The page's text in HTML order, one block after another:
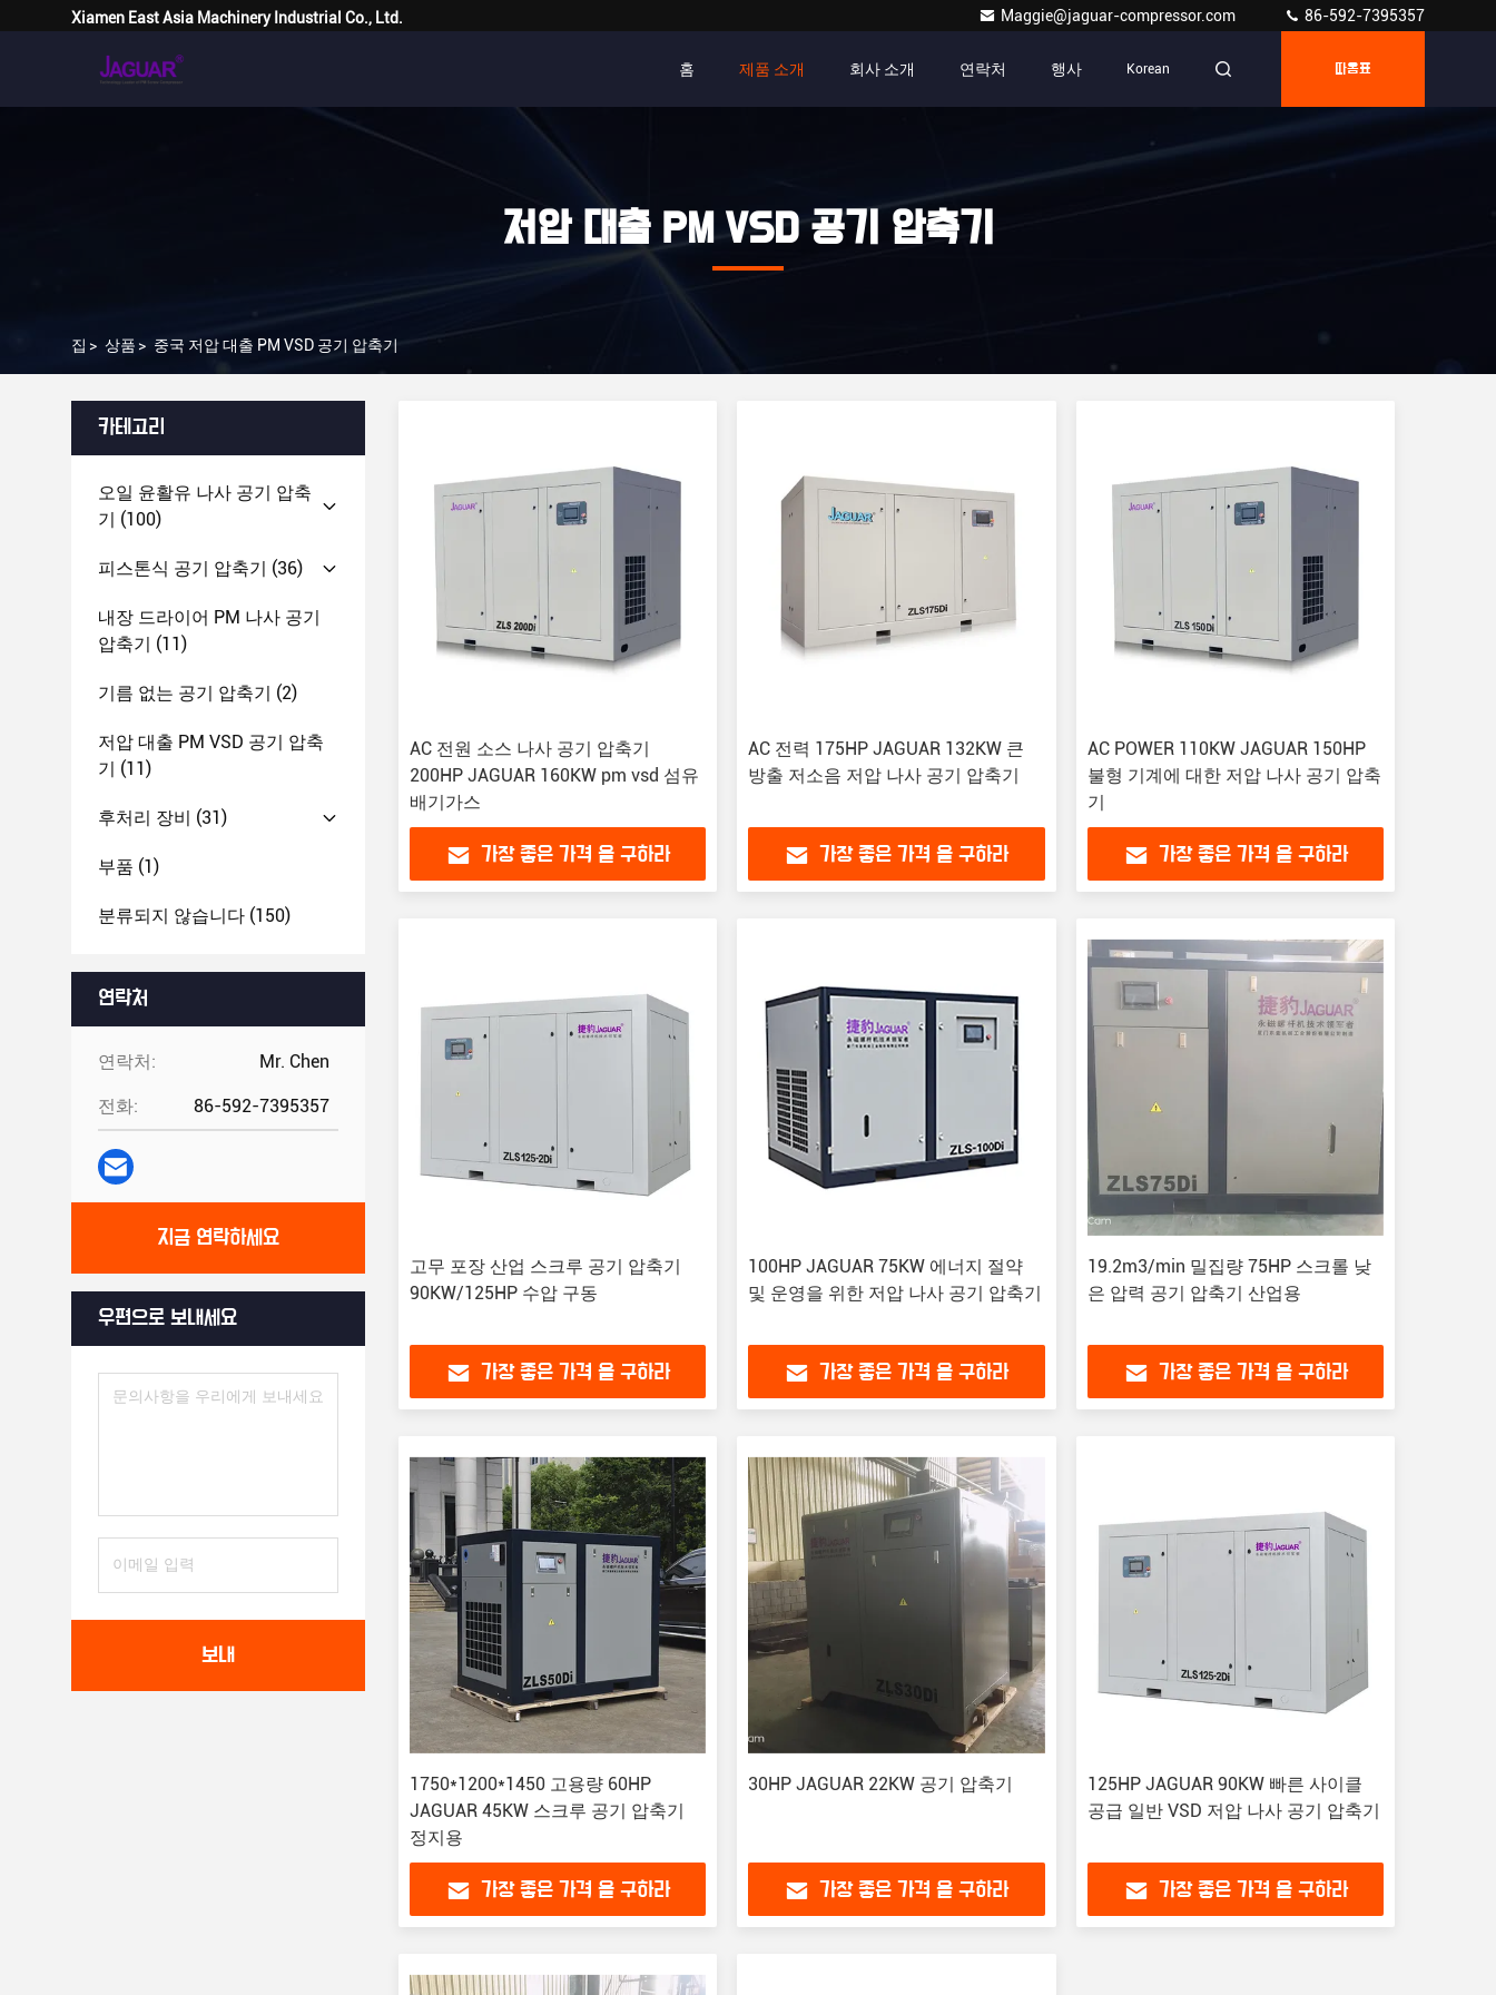
Xiamen East Asia Machinery Industrial Co., Ltd. Maggie@jaguar-compressor.com 86-592-7395357
홈 제품 소개 회사 소개 연락처 행사 Korean 따옴표
저압 대출 PM VSD 공기 압축기
집 > 상품 > 중국 저압 대출 PM VSD 공기 압축기
카테고리
오일 윤활유 나사 공기 압축
기 (100)
피스톤식 공기 압축기 (36)
내장 드라이어 PM 나사 공기
압축기 (11)
기름 없는 공기 압축기 (2)
저압 대출 PM VSD 공기 압축
기 (11)
후처리 장비 (31)
부품 (1)
분류되지 않습니다 (150)
연락처
연락처: Mr. Chen
전화: 86-592-7395357
지금 연락하세요
우편으로 보내세요
보내
AC 전원 소스 나사 공기 압축기
200HP JAGUAR 160KW pm vsd 섬유
배기가스
가장 좋은 가격 을 구하라
AC 전력 175HP JAGUAR 132KW 큰
방출 저소음 저압 나사 공기 압축기
가장 좋은 가격 을 구하라
AC POWER 110KW JAGUAR 150HP
불형 기계에 대한 저압 나사 공기 압축
기
가장 좋은 가격 을 구하라
고무 포장 산업 스크루 공기 압축기
90KW/125HP 수압 구동
가장 좋은 가격 을 구하라
100HP JAGUAR 75KW 에너지 절약
및 운영을 위한 저압 나사 공기 압축기
가장 좋은 가격 을 구하라
19.2m3/min 밀집량 75HP 스크롤 낮
은 압력 공기 압축기 산업용
가장 좋은 가격 을 구하라
1750*1200*1450 고용량 60HP
JAGUAR 45KW 스크루 공기 압축기
정지용
가장 좋은 가격 을 구하라
30HP JAGUAR 22KW 공기 압축기
가장 좋은 가격 을 구하라
125HP JAGUAR 90KW 빠른 사이클
공급 일반 VSD 저압 나사 공기 압축기
가장 좋은 가격 을 구하라